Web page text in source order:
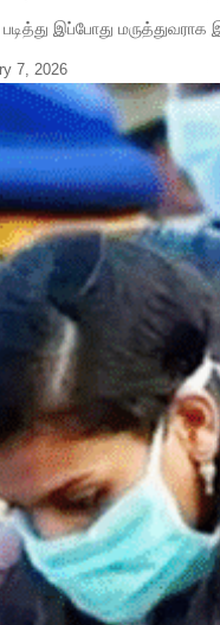
இப்போது
7, 2026